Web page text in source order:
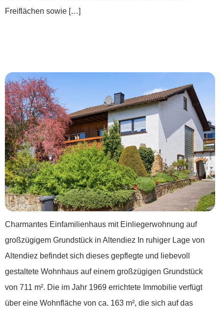
Freiflächen sowie […]
Charmantes Einfamilienhaus mit Einliegerwohnung auf
großzügigem Grundstück in Altendiez In ruhiger Lage von
Altendiez befindet sich dieses gepflegte und liebevoll
gestaltete Wohnhaus auf einem großzügigen Grundstück
von 711 m². Die im Jahr 1969 errichtete Immobilie verfügt
über eine Wohnfläche von ca. 163 m², die sich auf das